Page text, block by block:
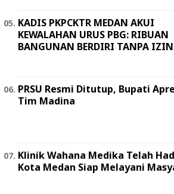
KADIS PKPCKTR MEDAN AKUI
KEWALAHAN URUS PBG: RIBUAN
BANGUNAN BERDIRI TANPA IZIN
PRSU Resmi Ditutup, Bupati
Tim Madina
Klinik Wahana Medika Telah
Kota Medan Siap Melayani